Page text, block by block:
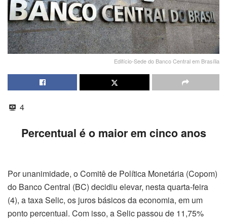
Edifício-Sede do Banco Central em Brasília
4
Percentual é o maior em cinco anos
Por unanimidade, o Comitê de Política Monetária (Copom)
do Banco Central (BC) decidiu elevar, nesta quarta-feira
(4), a taxa Selic, os juros básicos da economia, em um
ponto percentual. Com isso, a Selic passou de 11,75%